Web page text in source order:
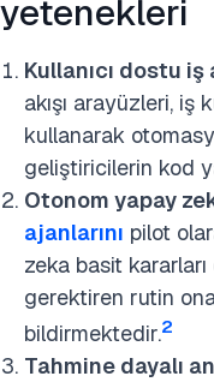
yetenekleri
Kullanıcı dostu iş
akışı arayüzleri, iş
kullanarak
geliştiricilerin kod
Otonom yapay
ajanlarını pilot
zeka basit
gerektiren rutin
bildirmektedir.2
Tahmine dayalı